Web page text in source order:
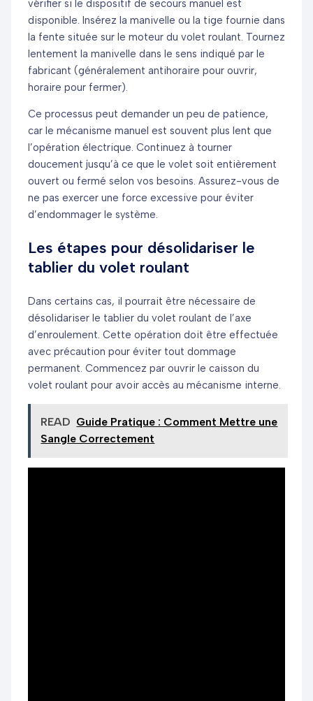
vérifier si le dispositif de secours manuel est
disponible. Insérez la manivelle ou la tige fournie dans
la fente située sur le moteur du volet roulant. Tournez
lentement la manivelle dans le sens indiqué par le
fabricant (généralement antihoraire pour ouvrir,
horaire pour fermer).
Ce processus peut demander un peu de patience,
car le mécanisme manuel est souvent plus lent que
l’opération électrique. Continuez à tourner
doucement jusqu’à ce que le volet soit entièrement
ouvert ou fermé selon vos besoins. Assurez-vous de
ne pas exercer une force excessive pour éviter
d’endommager le système.
Les étapes pour désolidariser le
tablier du volet roulant
Dans certains cas, il pourrait être nécessaire de
désolidariser le tablier du volet roulant de l’axe
d’enroulement. Cette opération doit être effectuée
avec précaution pour éviter tout dommage
permanent. Commencez par ouvrir le caisson du
volet roulant pour avoir accès au mécanisme interne.
READ Guide Pratique : Comment Mettre une
Sangle Correctement